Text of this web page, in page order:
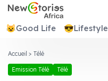
Newstories Africa
😺Good Life 😎Lifestyle
Accueil > Télé
Emission Télé Télé